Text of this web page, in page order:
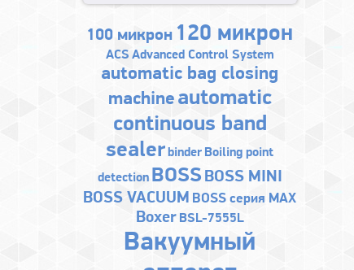
100 микрон 120 микрон
ACS Advanced Control System
automatic bag closing
machine automatic
continuous band
sealer binder Boiling point
detection BOSS BOSS MINI
BOSS VACUUM BOSS серия MAX
Boxer BSL-7555L
Bакуумный